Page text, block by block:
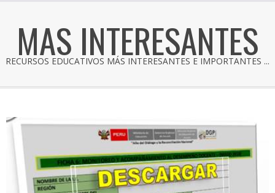
MAS INTERESANTES
RECURSOS EDUCATIVOS MÁS INTERESANTES E IMPORTANTES ...